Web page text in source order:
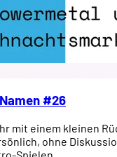
#26
mit einem kleinen
ohne
Spielen.